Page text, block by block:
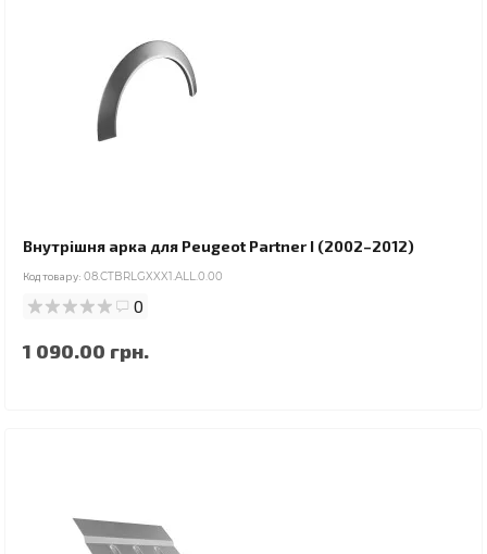
Внутрішня арка для Peugeot Partner I (2002–2012)
Код товару: 08.CTBRLGXXX1.ALL.0.00
0
1 090.00 грн.